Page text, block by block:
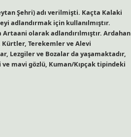
Şehri) adı verilmişti. Kaçta Kalaki
adlandırmak için kullanılmıştır.
olarak adlandırılmıştır. Ardahan
Kürtler, Terekemler ve Alevi
Lezgiler ve Bozalar da yaşamaktadır,
mavi gözlü, Kuman/Kıpçak tipindeki